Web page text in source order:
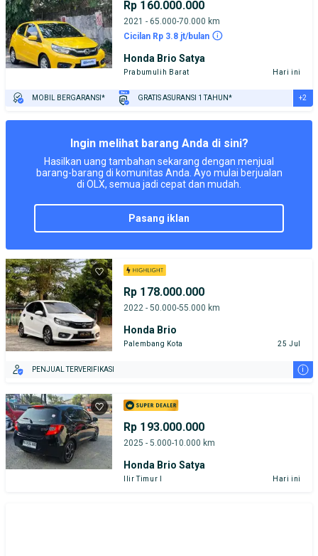
Rp 160.000.000
2021 - 65.000-70.000 km
Cicilan Rp 3.8 jt/bulan
Honda Brio Satya
Prabumulih Barat Hari ini
MOBIL BERGARANSI* GRATIS ASURANSI 1 TAHUN* +2
Ingin melihat barang Anda di sini?
Hasilkan uang tambahan sekarang dengan menjual
barang-barang di komunitas Anda. Ayo mulai berjualan
di OLX, semua jadi cepat dan mudah.
pasang iklan
Rp 178.000.000
2022 - 50.000-55.000 km
Honda Brio
Palembang Kota 25 Jul
PENJUAL TERVERIFIKASI i
Rp 193.000.000
2025 - 5.000-10.000 km
Honda Brio Satya
Ilir Timur I Hari ini